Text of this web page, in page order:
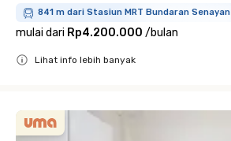
841 m dari Stasiun MRT Bundaran Senayan
mulai dari Rp4.200.000 /bulan
Lihat info lebih banyak